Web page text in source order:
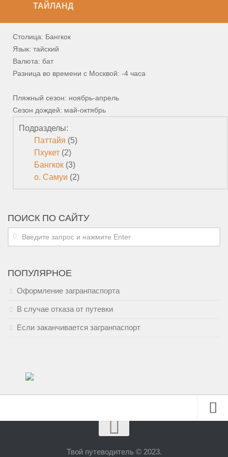
ТАЙЛАНД
Столица: Бангкок
Язык: тайский
Валюта: бат
Разница во времени с Москвой: -4 часа
Пляжный сезон: ноябрь-апрель
Сезон дождей: май-октябрь
Подразделы:
Паттайя (5)
Пхукет (2)
Бангкок (3)
о. Самуи (2)
ПОИСК ПО САЙТУ
ПОПУЛЯРНОЕ
Оформление загранпаспорта
В случае отказа от путевки
Если заканчивается загранпаспорт
Твой путеводитель © 2023.